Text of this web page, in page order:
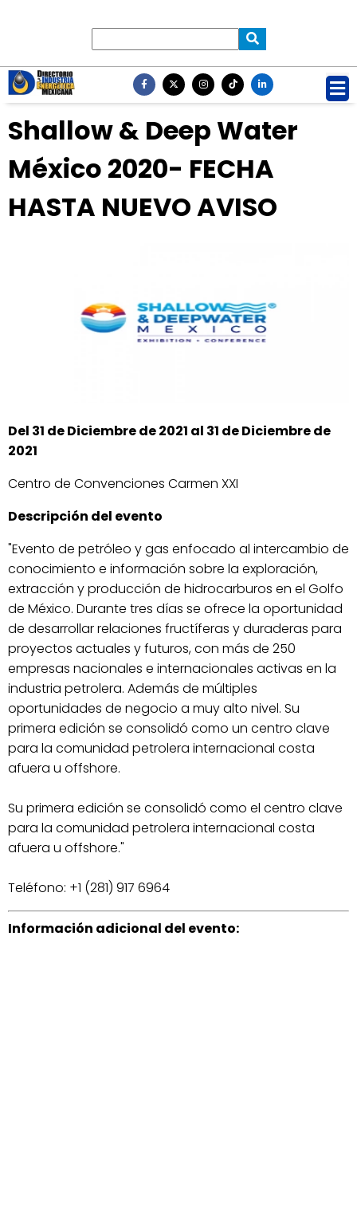
Shallow & Deep Water
México 2020- FECHA
HASTA NUEVO AVISO
Del 31 de Diciembre de 2021 al 31 de Diciembre de
2021
Centro de Convenciones Carmen XXI
Descripción del evento
"Evento de petróleo y gas enfocado al intercambio de
conocimiento e información sobre la exploración,
extracción y producción de hidrocarburos en el Golfo
de México. Durante tres días se ofrece la oportunidad
de desarrollar relaciones fructíferas y duraderas para
proyectos actuales y futuros, con más de 250
empresas nacionales e internacionales activas en la
industria petrolera. Además de múltiples
oportunidades de negocio a muy alto nivel. Su
primera edición se consolidó como un centro clave
para la comunidad petrolera internacional costa
afuera u offshore.
Su primera edición se consolidó como el centro clave
para la comunidad petrolera internacional costa
afuera u offshore."
Teléfono: +1 (281) 917 6964
Información adicional del evento: